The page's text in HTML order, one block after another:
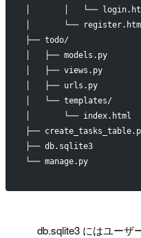
│       │   └──
│       └──
├── todo/
│   ├── models.py
│   ├── views.py
│   ├── urls.py
│   └── templates/
│       └── index.html
├──
├── db.sqlite3
└── manage.py
db.sqlite3 にはユーザ